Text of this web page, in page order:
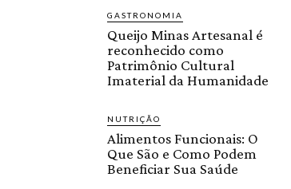
GASTRONOMIA
Queijo Minas Artesanal é
reconhecido como
Patrimônio Cultural
Imaterial da Humanidade
NUTRIÇÃO
Alimentos Funcionais: O
Que São e Como Podem
Beneficiar Sua Saúde